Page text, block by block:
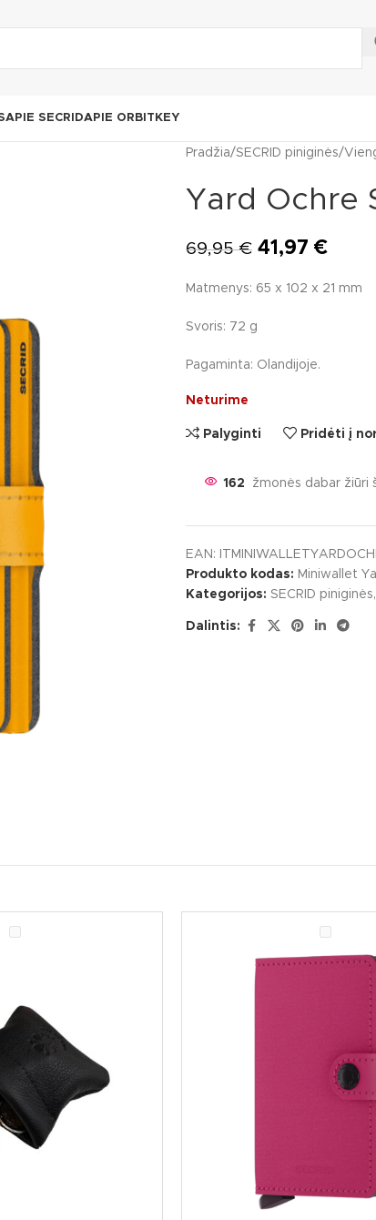
APIE SECRIDAPIE ORBITKEY
Pradžia SECRID piniginės
Yard Ochre
69,95€ 41,97 €
Matmenys: 65 x 102 x 21 mm
Svoris: 72 g
Pagaminta: Olandijoje.
Neturime
Palyginti Pridėti į
165 žmonės dabar žiūri
EAN:
Produkto kodas: Miniwallet
Kategorijos: SECRID piniginės,
Dalintis: